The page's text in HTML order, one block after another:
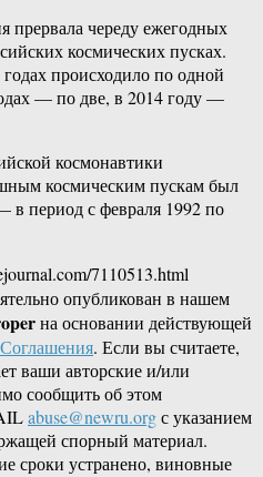
прервала череду ежегодных
космических пусках.
происходило по одной
— по две, в 2014 году —
космонавтики
космическим пускам был
период с февраля 1992 по
7110513.html
опубликован в нашем
на основании действующей
. Если вы считаете,
ваши авторские и/или
сообщить об этом
abuse@newru.orgс указанием
спорный материал.
сроки устранено, виновные